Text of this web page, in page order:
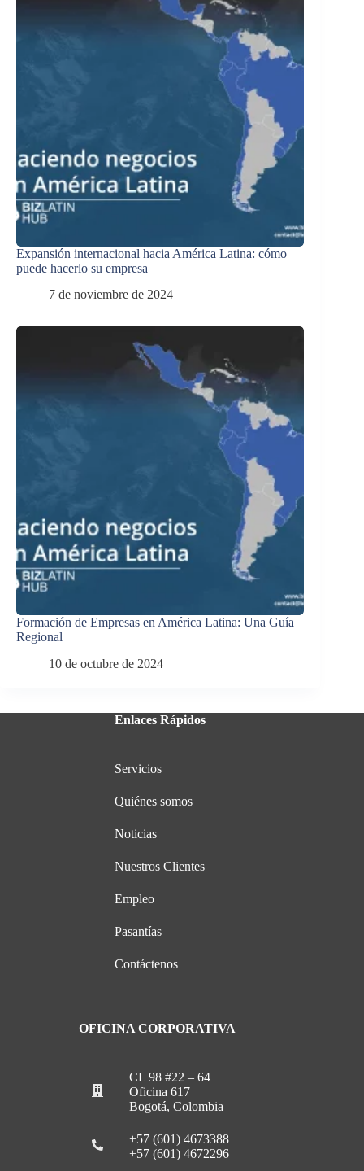
Expansión internacional hacia América Latina: cómo
puede hacerlo su empresa
7 de noviembre de 2024
Formación de Empresas en América Latina: Una Guía
Regional
10 de octubre de 2024
Enlaces Rápidos
Servicios
Quiénes somos
Noticias
Nuestros Clientes
Empleo
Pasantías
Contáctenos
OFICINA CORPORATIVA
CL 98 #22 – 64
Oficina 617
Bogotá, Colombia
+57 (601) 4673388
+57 (601) 4672296